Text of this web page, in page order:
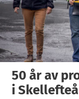
50 år av
i